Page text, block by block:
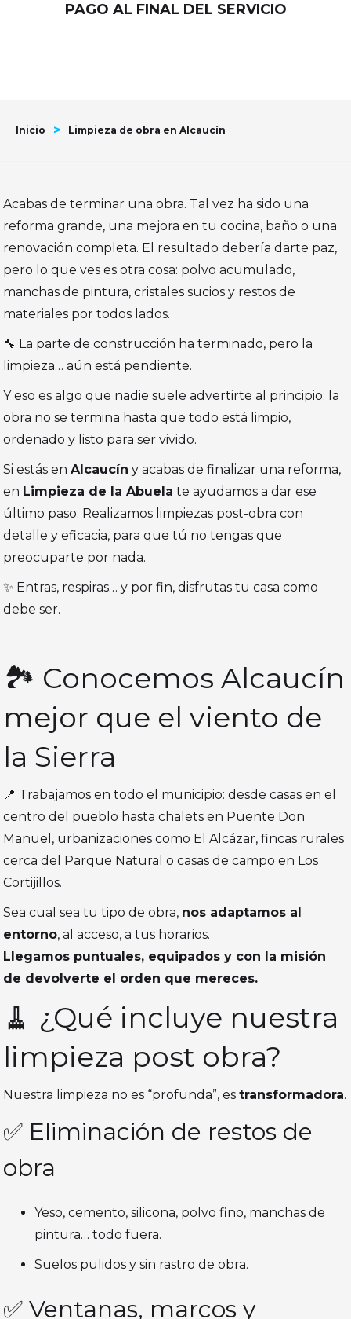
PAGO AL FINAL DEL SERVICIO
Inicio > Limpieza de obra en Alcaucín
Acabas de terminar una obra. Tal vez ha sido una
reforma grande, una mejora en tu cocina, baño o una
renovación completa. El resultado debería darte paz,
pero lo que ves es otra cosa: polvo acumulado,
manchas de pintura, cristales sucios y restos de
materiales por todos lados.
🔧 La parte de construcción ha terminado, pero la
limpieza… aún está pendiente.
Y eso es algo que nadie suele advertirte al principio: la
obra no se termina hasta que todo está limpio,
ordenado y listo para ser vivido.
Si estás enAlcaucín y acabas de finalizar una reforma,
en Limpieza de la Abuela te ayudamos a dar ese
último paso. Realizamos limpiezas post-obra con
detalle y eficacia, para que tú no tengas que
preocuparte por nada.
✨ Entras, respiras… y por fin, disfrutas tu casa como
debe ser.
🏞️ Conocemos Alcaucín
mejor que el viento de
la Sierra
📍 Trabajamos en todo el municipio: desde casas en el
centro del pueblo hasta chalets en Puente Don
Manuel, urbanizaciones como El Alcázar, fincas rurales
cerca del Parque Natural o casas de campo en Los
Cortijillos.
Sea cual sea tu tipo de obra, nos adaptamos al
entorno, al acceso, a tus horarios.
Llegamos puntuales, equipados y con la misión
de devolverte el orden que mereces.
🧹 ¿Qué incluye nuestra
limpieza post obra?
Nuestra limpieza no es “profunda”, estransformadora.
✅ Eliminación de restos de
obra
Yeso, cemento, silicona, polvo fino, manchas de
pintura… todo fuera.
Suelos pulidos y sin rastro de obra.
✅ Ventanas, marcos y